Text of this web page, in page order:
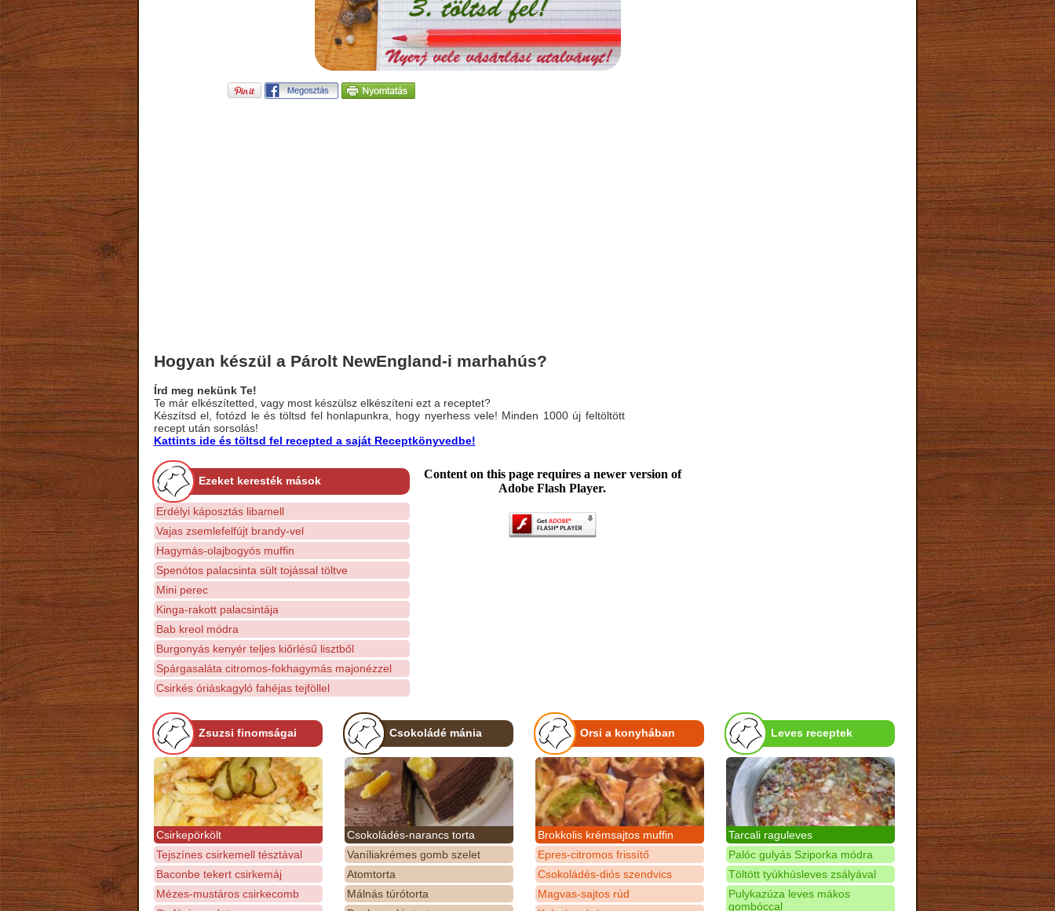
Hogyan készül a Párolt NewEngland-i marhahús?
Írd meg nekünk Te!
Te már elkészítetted, vagy most készülsz elkészíteni ezt a receptet?
Készítsd el, fotózd le és töltsd fel honlapunkra, hogy nyerhess vele! Minden 1000 új feltöltött
recept után sorsolás!
Kattints ide és töltsd fel recepted a saját Receptkönyvedbe!
Ezeket keresték mások
Erdélyi káposztás libamell
Vajas zsemlefelfújt brandy-vel
Hagymás-olajbogyós muffin
Spenótos palacsinta sült tojással töltve
Mini perec
Kinga-rakott palacsintája
Bab kreol módra
Burgonyás kenyér teljes kiőrlésű lisztből
Spárgasaláta citromos-fokhagymás majonézzel
Csirkés óriáskagyló fahéjas tejföllel
Content on this page requires a newer version of
Adobe Flash Player.
Zsuzsi finomságai
Csirkepörkölt
Tejszínes csirkemell tésztával
Baconbe tekert csirkemáj
Mézes-mustáros csirkecomb
Csokoládé mánia
Csokoládés-narancs torta
Vaníliakrémes gomb szelet
Atomtorta
Málnás túrótorta
Orsi a konyhában
Brokkolis krémsajtos muffin
Epres-citromos frissítő
Csokoládés-diós szendvics
Magvas-sajtos rúd
Leves receptek
Tarcali raguleves
Palóc gulyás Sziporka módra
Töltött tyúkhúsleves zsályával
Pulykazúza leves mákos
gombóccal